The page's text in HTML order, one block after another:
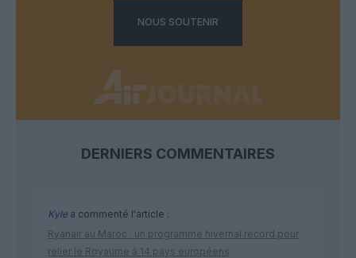
NOUS SOUTENIR
DERNIERS COMMENTAIRES
Kylea commenté l'article :
Ryanair au Maroc : un programme hivernal record pour
relier le Royaume à 14 pays européens